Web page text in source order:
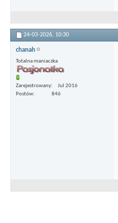
24-03-2026, 10:30
chanah
Totalna maniaczka
Zarejestrowany
Jul 2016
Postów
846